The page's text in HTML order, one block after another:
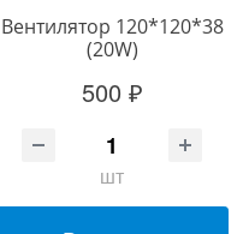
Вентилятор 120*120*38
(20W)
500 ₽
шт